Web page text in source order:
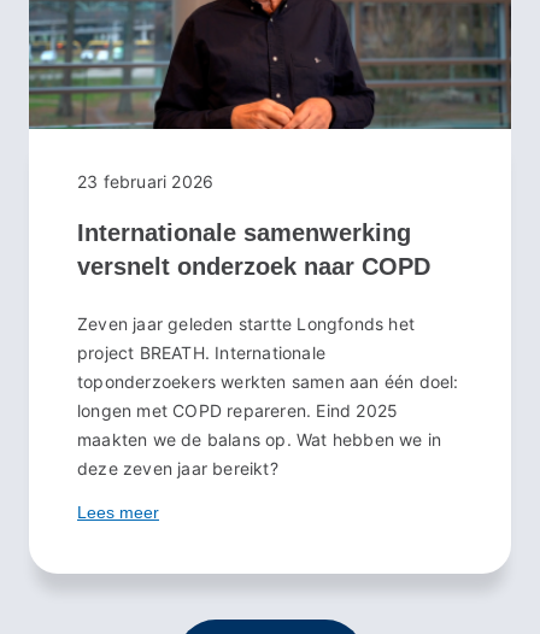
23 februari 2026
Internationale samenwerking
versnelt onderzoek naar COPD
Zeven jaar geleden startte Longfonds het
project BREATH. Internationale
toponderzoekers werkten samen aan één doel:
longen met COPD repareren. Eind 2025
maakten we de balans op. Wat hebben we in
deze zeven jaar bereikt?
Lees meer